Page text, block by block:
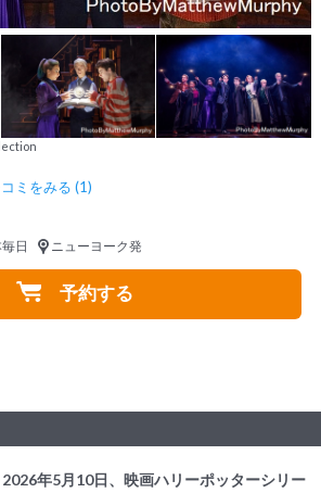
ミをみる (1)
日 ニューヨーク発
予約する
年5月10日、映画ハリーポッターシリー